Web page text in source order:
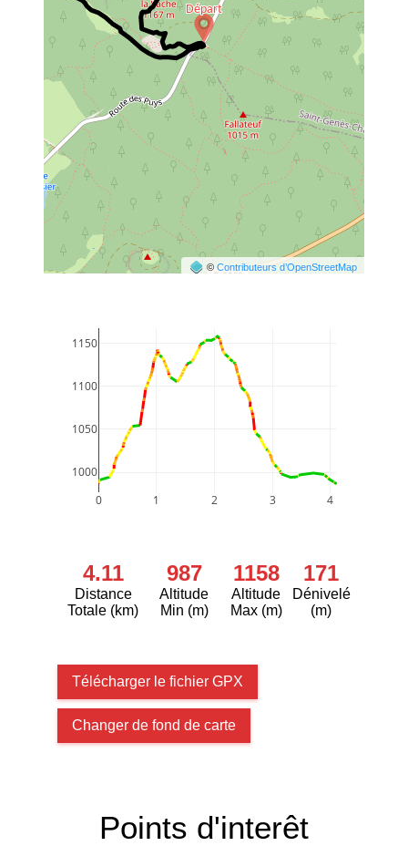
©Contributeurs d’OpenStreetMap
0 1 2 3 4
1000
1050
1100
1150
4.11
Distance
Totale (km)
987
Altitude
Min (m)
1158
Altitude
Max (m)
171
Dénivelé
(m)
Télécharger le fichier GPX
Changer de fond de carte
Points d'interêt